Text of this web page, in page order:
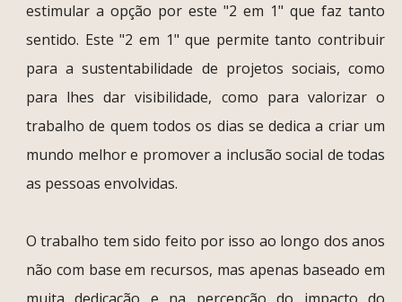
estimular a opção por este "2 em 1" que faz tanto
sentido. Este "2 em 1" que permite tanto contribuir
para a sustentabilidade de projetos sociais, como
para lhes dar visibilidade, como para valorizar o
trabalho de quem todos os dias se dedica a criar um
mundo melhor e promover a inclusão social de todas
as pessoas envolvidas.
O trabalho tem sido feito por isso ao longo dos anos
não com base em recursos, mas apenas baseado em